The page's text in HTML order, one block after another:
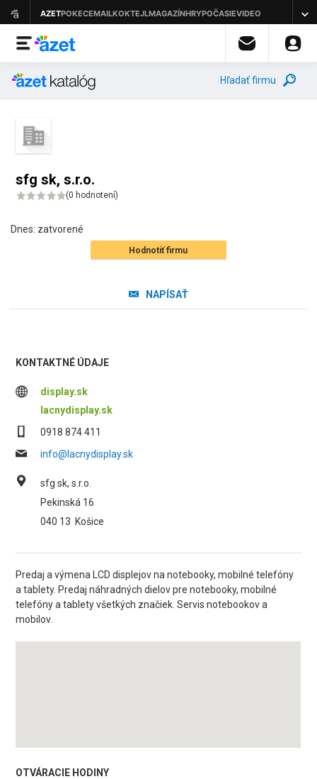
Hľadať firmu
sfg sk, s.r.o.
(0 hodnotení)
Dnes: zatvorené
Hodnotiť firmu
NAPÍSAŤ
KONTAKTNÉ ÚDAJE
display.sk
lacnydisplay.sk
0918 874 411
info@lacnydisplay.sk
sfg sk, s.r.o.
Pekinská 16
040 13 Košice
Predaj a výmena LCD displejov na notebooky, mobilné telefóny
a tablety. Predaj náhradných dielov pre notebooky, mobilné
telefóny a tablety všetkých značiek. Servis notebookov a
mobilov.
OTVÁRACIE HODINY